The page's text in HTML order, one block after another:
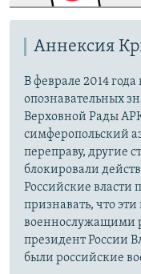
Аннексия
В феврале 2014
опознавательных
Верховной Рады
симферопольский
переправу, другие
блокировали
Российские власти
признавать, что
военнослужащими
президент России
были российские